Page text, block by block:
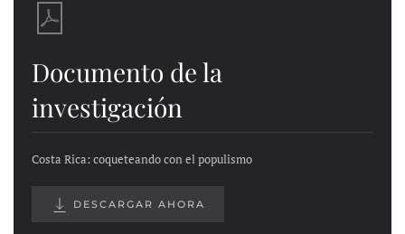
Documento de la
investigación
Costa Rica: coqueteando con el populismo
DESCARGAR AHORA